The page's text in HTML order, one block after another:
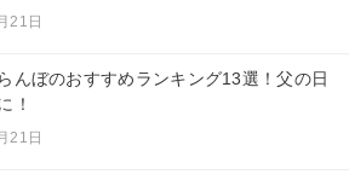
21日
んぼのおすすめランキング13選！父の日
！
21日